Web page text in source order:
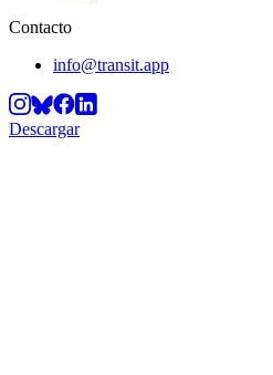
Contacto
info@transit.app
Descargar